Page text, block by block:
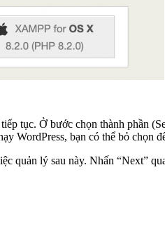
tục. Ở bước chọn thành phần
WordPress, bạn có thể bỏ chọn
quản lý sau này. Nhấn “Next”